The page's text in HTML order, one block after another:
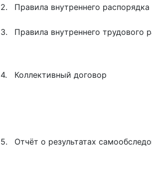
2.
Правила внутреннего
3.
Правила внутреннего трудового
4. Коллективный договор
5. Отчёт о результатах